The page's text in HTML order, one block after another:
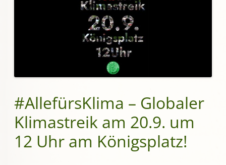
#AllefürsKlima – Globaler
Klimastreik am 20.9. um
12 Uhr am Königsplatz!